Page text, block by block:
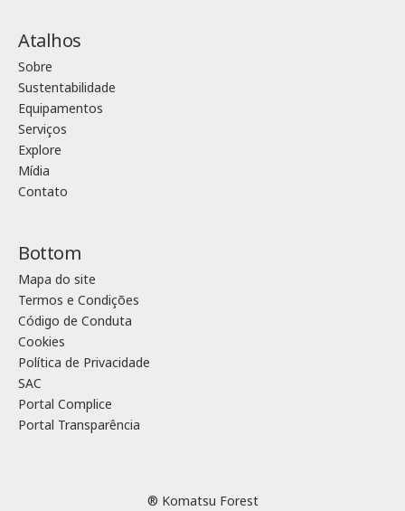
Atalhos
Sobre
Sustentabilidade
Equipamentos
Serviços
Explore
Mídia
Contato
Bottom
Mapa do site
Termos e Condições
Código de Conduta
Cookies
Política de Privacidade
SAC
Portal Complice
Portal Transparência
® Komatsu Forest